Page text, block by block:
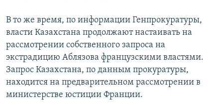
В то же время, по информации Генпрокуратуры,
власти Казахстана продолжают настаивать на
рассмотрении собственного запроса на
экстрадицию Аблязова французскими властями.
Запрос Казахстана, по данным прокуратуры,
находится на предварительном рассмотрении в
министерстве юстиции Франции.